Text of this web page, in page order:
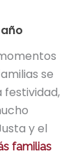
se
y el
familias